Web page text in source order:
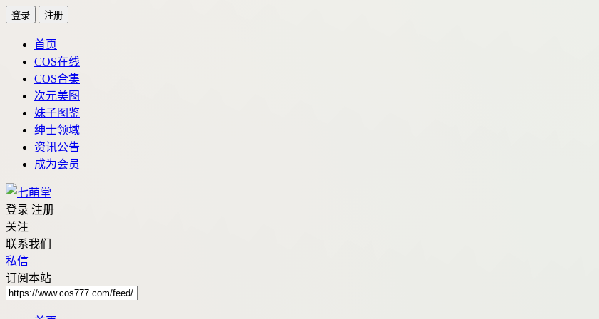
登录 注册
首页
COS在线
COS合集
次元美图
妹子图鉴
绅士领域
资讯公告
成为会员
登录 注册
关注
联系我们
私信
订阅本站